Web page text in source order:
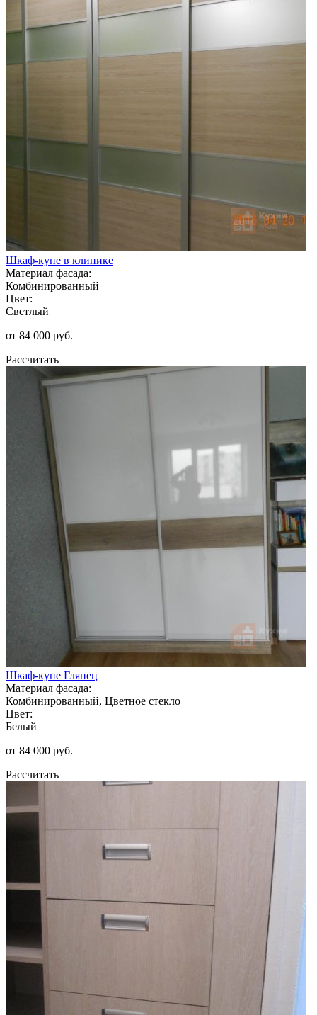
Шкаф-купе в клинике
Материал фасада:
Комбинированный
Цвет:
Светлый
от 84 000 руб.
Рассчитать
Шкаф-купе Глянец
Материал фасада:
Комбинированный, Цветное стекло
Цвет:
Белый
от 84 000 руб.
Рассчитать